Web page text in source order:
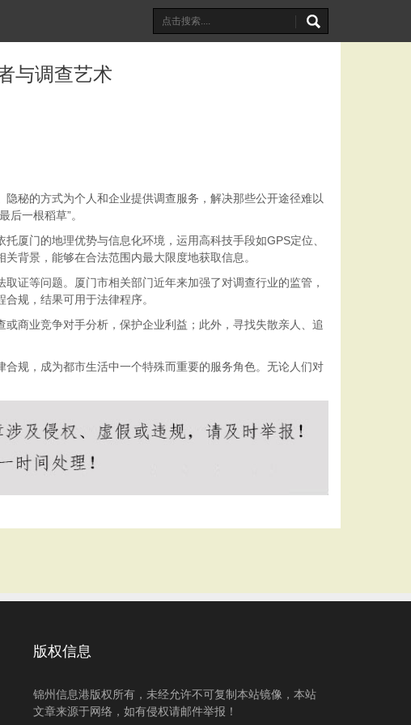
与调查艺术
秘的方式为个人和企业提供调查服务，解决那些公开途径难以
一根稻草”。
厦门的地理优势与信息化环境，运用高科技手段如GPS定位、
背景，能够在合法范围内最大限度地获取信息。
证等问题。厦门市相关部门近年来加强了对调查行业的监管，
规，结果可用于法律程序。
商业竞争对手分析，保护企业利益；此外，寻找失散亲人、追
规，成为都市生活中一个特殊而重要的服务角色。无论人们对
版权信息
锦州信息港版权所有，未经允许不可复制本站镜像，本站
文章来源于网络，如有侵权请邮件举报！